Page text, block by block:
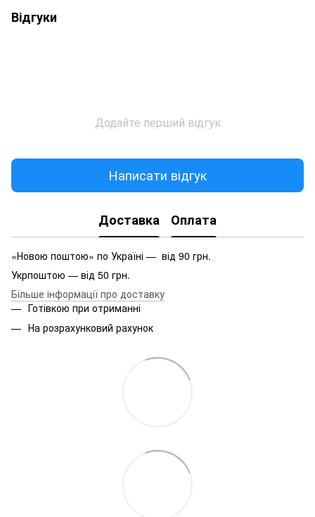
Відгуки
Додайте перший відгук
Написати відгук
Доставка Оплата
«Новою поштою» по Україні — від 90 грн.
Укрпоштою — від 50 грн.
Більше інформації про доставку
Готівкою при отриманні
На розрахунковий рахунок